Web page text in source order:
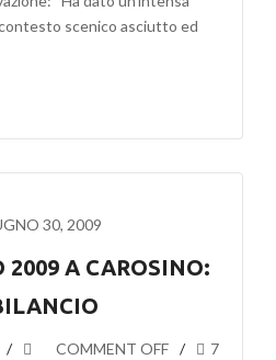
scenico asciutto ed
30, 2009
A CAROSINO:
COMMENT OFF 7